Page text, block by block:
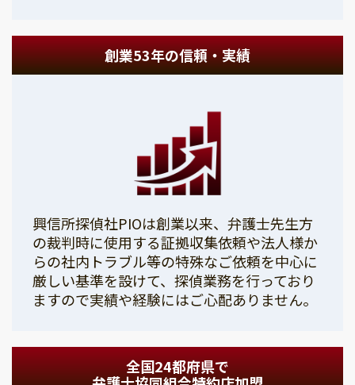
創業53年の信頼・実績
興信所探偵社PIOは創業以来、弁護士先生方
の裁判時に使用する証拠収集依頼や法人様か
らの社内トラブル等の特殊なご依頼を中心に
厳しい基準を設けて、探偵業務を行っており
ますので実績や経験にはご心配ありません。
全国24都府県で